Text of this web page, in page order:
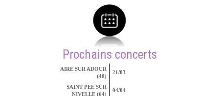
Prochains concerts
AIRE SUR ADOUR
(40)
21/03
SAINT PEE SUR
NIVELLE (64)
04/04